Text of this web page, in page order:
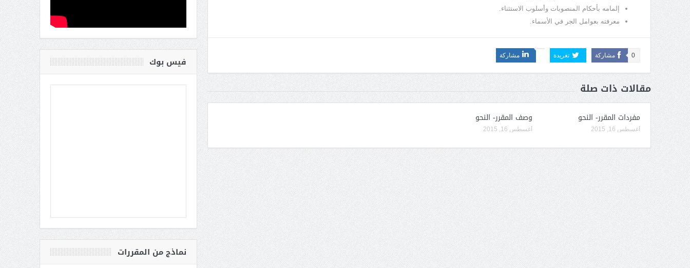
إلمامه بأحكام المنصوبات وأسلوب الاستثناء.
معرفته بعوامل الجر في الأسماء.
مشاركة 0 تغريدة مشاركة
مقالات ذات صلة
مفردات المقرر- النحو
أغسطس 16, 2015
وصف المقرر- النحو
أغسطس 16, 2015
فيس بوك
نماذج من المقررات